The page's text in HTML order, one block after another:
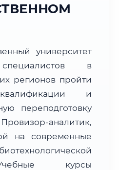
UTC+5
Дистанционно
университет
в
регионов пройти
и
переподготовку
аналитик,
на современные
курсы